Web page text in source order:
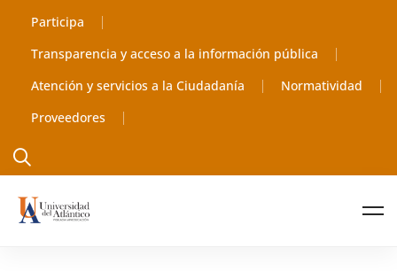
Participa
Transparencia y acceso a la información pública
Atención y servicios a la Ciudadanía
Normatividad
Proveedores